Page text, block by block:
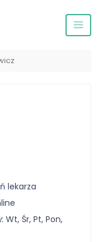
lekarza
Wt, Śr, Pt, Pon,